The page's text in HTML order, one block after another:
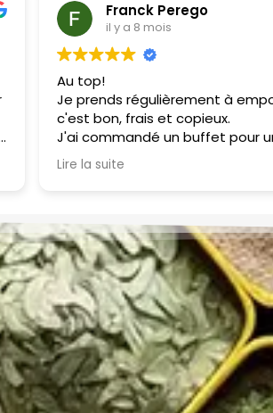
Franck Perego
il y a 8 mois
Au top!
Je prends régulièrement à
c'est bon, frais et copieux.
J'ai commandé un buffet pour
anniversaire : tout le monde a
apprécié.
Merci
Lire la suite